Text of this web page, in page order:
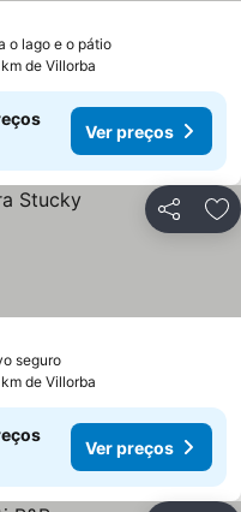
o lago e o pátioVer preços
de Villorba
Ver preços
Partilhar
seguroVer preços
de Villorba
Ver preços